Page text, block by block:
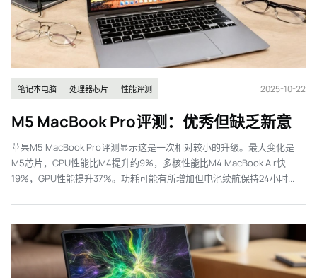
笔记本电脑 处理器芯片 性能评测 2025-10-22
M5 MacBook Pro评测：优秀但缺乏新意
苹果M5 MacBook Pro评测显示这是一次相对较小的升级。最大变化是
M5芯片，CPU性能比M4提升约9%，多核性能比M4 MacBook Air快
19%，GPU性能提升37%。功耗可能有所增加但电池续航保持24小时...